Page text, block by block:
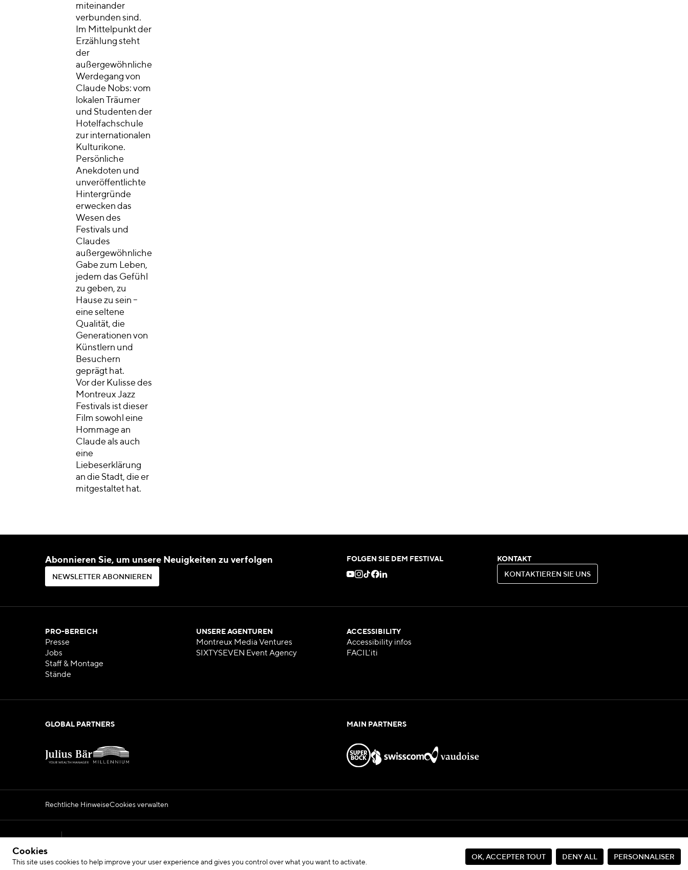
Cookies
This site uses cookies to help improve your user experience and gives you control over what you want to activate.
PERSONNALISER
DENY ALL
OK, ACCEPTER TOUT
miteinander
verbunden sind.
Im Mittelpunkt der
Erzählung steht
der
außergewöhnliche
Werdegang von
Claude Nobs: vom
lokalen Träumer
und Studenten der
Hotelfachschule
zur internationalen
Kulturikone.
Persönliche
Anekdoten und
unveröffentlichte
Hintergründe
erwecken das
Wesen des
Festivals und
Claudes
außergewöhnliche
Gabe zum Leben,
jedem das Gefühl
zu geben, zu
Hause zu sein –
eine seltene
Qualität, die
Generationen von
Künstlern und
Besuchern
geprägt hat.
Vor der Kulisse des
Montreux Jazz
Festivals ist dieser
Film sowohl eine
Hommage an
Claude als auch
eine
Liebeserklärung
an die Stadt, die er
mitgestaltet hat.
Abonnieren Sie, um unsere Neuigkeiten zu verfolgen
N EWS L E E R A BO N N E R E N
NEWSLETTER ABONNIEREN
FOLGEN SIE DEM FESTIVAL KONTAKT
KO N TA K E R E N S E U NS
KONTAKTIEREN SIE UNS
PRO-BEREICH
Presse
Jobs
Staff & Montage
Stände
UNSERE AGENTUREN
Montreux Media Ventures
SIXTYSEVEN Event Agency
ACCESSIBILITY
Accessibility infos
FACIL'iti
GLOBAL PARTNERS MAIN PARTNERS
Rechtliche HinweiseCookies verwalten
Seite von